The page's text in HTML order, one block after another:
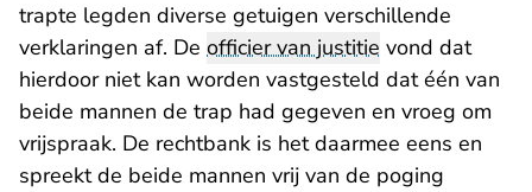
trapte legden diverse getuigen verschillende
verklaringen af. De officier van justitie vond dat
hierdoor niet kan worden vastgesteld dat één van
beide mannen de trap had gegeven en vroeg om
vrijspraak. De rechtbank is het daarmee eens en
spreekt de beide mannen vrij van de poging